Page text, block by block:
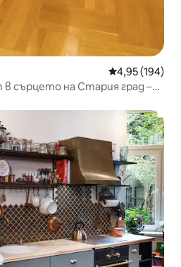
Средна
4,95 (194)
сърцето на Стария град –